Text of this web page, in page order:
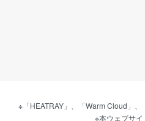
※「HEATRAY」、「Warm Cloud」
※本ウェブサ